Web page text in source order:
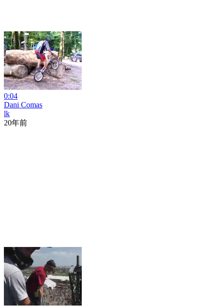
0:04
Dani Comas
lk
20年前